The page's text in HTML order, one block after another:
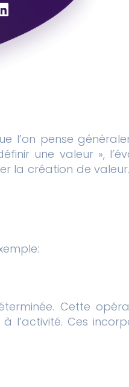
l’on pense
une valeur »,
la création de
Cette
l’activité. Ces